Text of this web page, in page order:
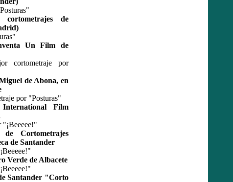
de
Un Film de
cortometraje por
de Abona, en
por "Posturas"
Film
Cortometrajes
de Santander
Verde de Albacete
Santander "Corto